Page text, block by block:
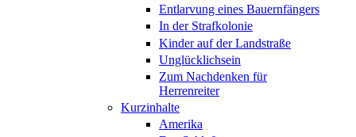
Entlarvung eines Bauernfängers
In der Strafkolonie
Kinder auf der Landstraße
Unglücklichsein
Zum Nachdenken für
Herrenreiter
Kurzinhalte
Amerika